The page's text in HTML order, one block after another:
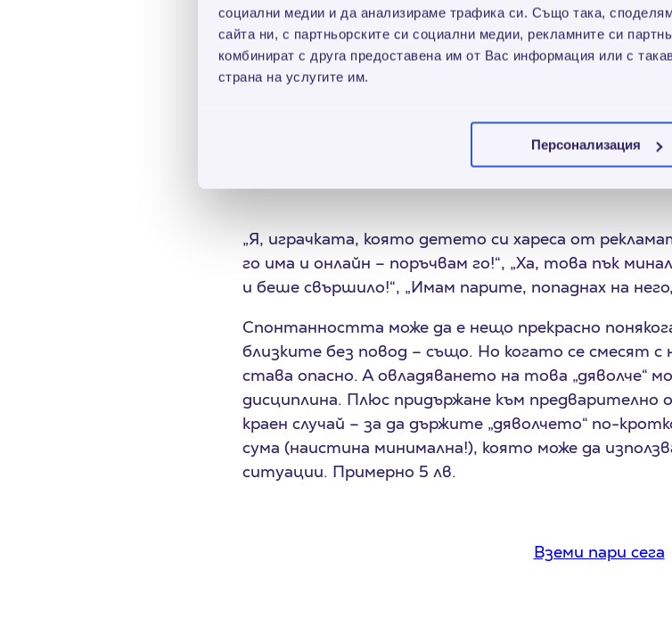
социални медии и да анализираме трафика си. Също така,
сайта ни, с партньорските си социални медии, рекламните си
комбинират с друга предоставена им от Вас информация или с
страна на услугите им.
Персонализация
постижение, като се натъпка последователно (в
за хранене: китайски ресторант, дюнери,
кухня, суши и сладкарница. Е, и без да му
Спонтанност
„Я, играчката, която детето си хареса от
го има и онлайн – поръчвам го!“, „Ха, това пък
и беше свършило!“, „Имам парите, попаднах на
Спонтанността може да е нещо прекрасно
близките без повод – също. Но когато се смесят с
става опасно. А овладяването на това „дяволче“
дисциплина. Плюс придържане към предварително
краен случай – за да държите „дяволчето“ по-
сума (наистина минимална!), която може да
ситуации. Примерно 5 лв.
Вземи пари сега